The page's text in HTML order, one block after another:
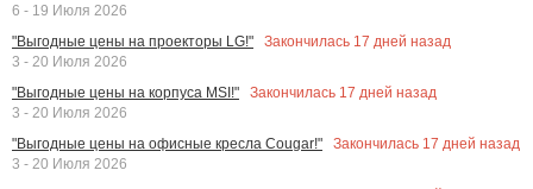
6 - 19 Июля 2026
"Выгодные цены на проекторы LG!"
Закончилась 17 дней назад
3 - 20 Июля 2026
"Выгодные цены на корпуса MSI!"
Закончилась 17 дней назад
3 - 20 Июля 2026
"Выгодные цены на офисные кресла Cougar!"
Закончилась 17 дней назад
3 - 20 Июля 2026